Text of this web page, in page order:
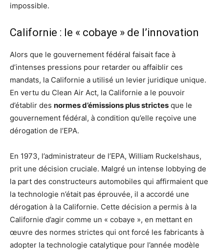
impossible.
Californie : le « cobaye » de l’innovation
Alors que le gouvernement fédéral faisait face à
d’intenses pressions pour retarder ou affaiblir ces
mandats, la Californie a utilisé un levier juridique unique.
En vertu du Clean Air Act, la Californie a le pouvoir
d’établir des normes d’émissions plus strictes que le
gouvernement fédéral, à condition qu’elle reçoive une
dérogation de l’EPA.
En 1973, l’administrateur de l’EPA, William Ruckelshaus,
prit une décision cruciale. Malgré un intense lobbying de
la part des constructeurs automobiles qui affirmaient que
la technologie n’était pas éprouvée, il a accordé une
dérogation à la Californie. Cette décision a permis à la
Californie d’agir comme un « cobaye », en mettant en
œuvre des normes strictes qui ont forcé les fabricants à
adopter la technologie catalytique pour l’année modèle